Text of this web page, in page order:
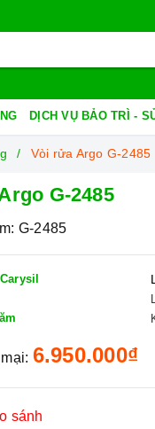
DỊCH VỤ BẢO TRÌ -
Vòi rửa Argo G-2485
G-2485
G-2485
Carysil
6.950.000₫
sánh